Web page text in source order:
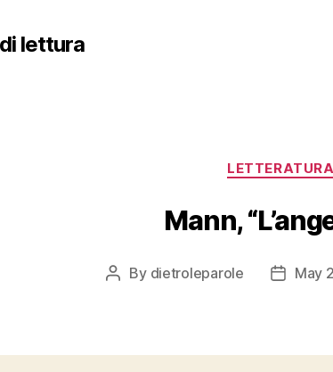
lettura
Mann,
Post
By dietroleparole
PostMay